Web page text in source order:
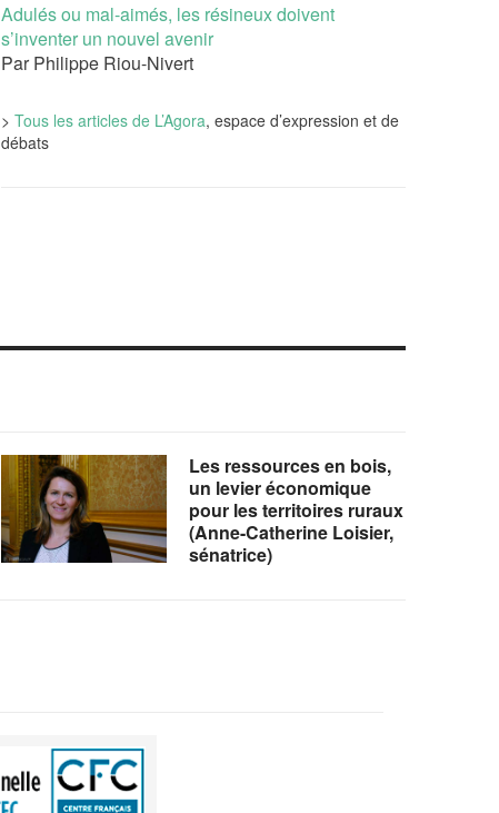
Adulés ou mal-aimés, les résineux doivent
s’inventer un nouvel avenir
Par Philippe Riou-Nivert
> Tous les articles de L’Agora, espace d’expression et de
débats
Les ressources en bois,
un levier économique
pour les territoires ruraux
(Anne-Catherine Loisier,
sénatrice)